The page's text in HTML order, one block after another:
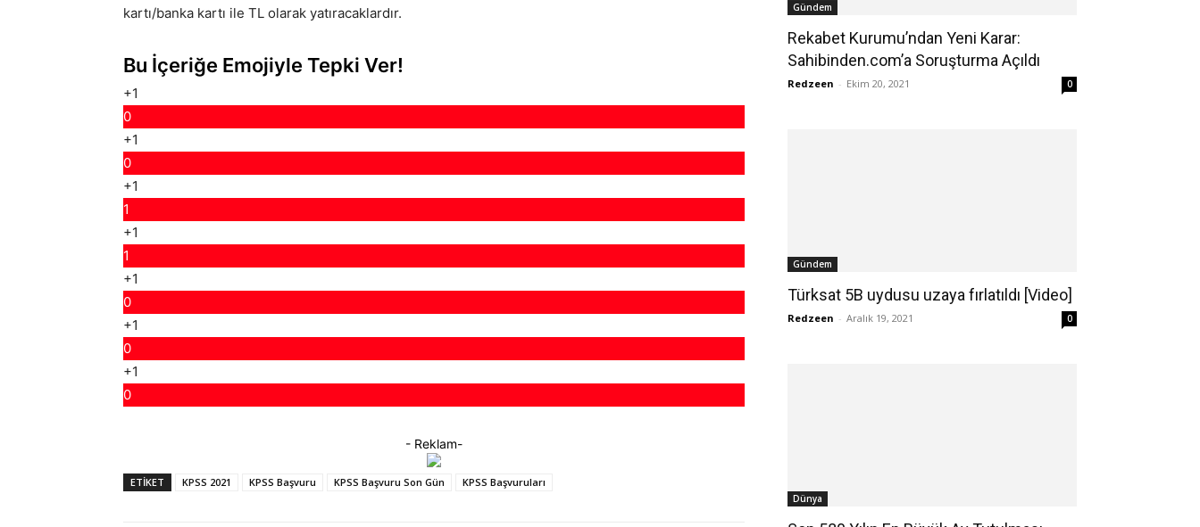
kartı/banka kartı ile TL olarak yatıracaklardır.
Bu İçeriğe Emojiyle Tepki Ver!
+1
0
+1
0
+1
1
+1
1
+1
0
+1
0
+1
0
- Reklam-
ETIKET KPSS 2021 KPSS Başvuru KPSS Başvuru Son Gün KPSS Başvuruları
Gündem
Rekabet Kurumu’ndan Yeni Karar:
Sahibinden.com’a Soruşturma Açıldı
Redzeen - Ekim 20, 2021 0
Gündem
Türksat 5B uydusu uzaya fırlatıldı [Video]
Redzeen - Aralık 19, 2021 0
Dünya